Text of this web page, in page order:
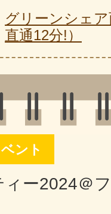
グリーンシェ
直通12分!）
ント
ー2024＠